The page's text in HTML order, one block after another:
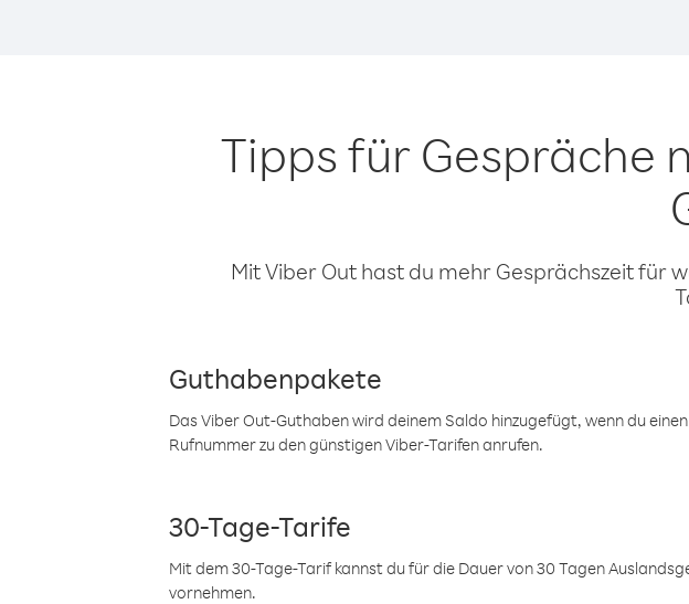
Tipps für Gespräche
Mit Viber Out hast du mehr Gesprächszeit für
Guthabenpakete
Das Viber Out-Guthaben wird deinem Saldo hinzugefügt, wenn du
Rufnummer zu den günstigen Viber-Tarifen anrufen.
30-Tage-Tarife
Mit dem 30-Tage-Tarif kannst du für die Dauer von 30 Tagen
vornehmen.